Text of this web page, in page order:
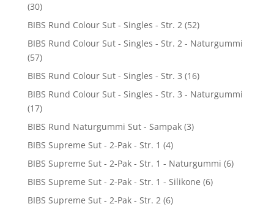
(30)
BIBS Rund Colour Sut - Singles - Str. 2 (52)
BIBS Rund Colour Sut - Singles - Str. 2 - Naturgummi
(57)
BIBS Rund Colour Sut - Singles - Str. 3 (16)
BIBS Rund Colour Sut - Singles - Str. 3 - Naturgummi
(17)
BIBS Rund Naturgummi Sut - Sampak (3)
BIBS Supreme Sut - 2-Pak - Str. 1 (4)
BIBS Supreme Sut - 2-Pak - Str. 1 - Naturgummi (6)
BIBS Supreme Sut - 2-Pak - Str. 1 - Silikone (6)
BIBS Supreme Sut - 2-Pak - Str. 2 (6)